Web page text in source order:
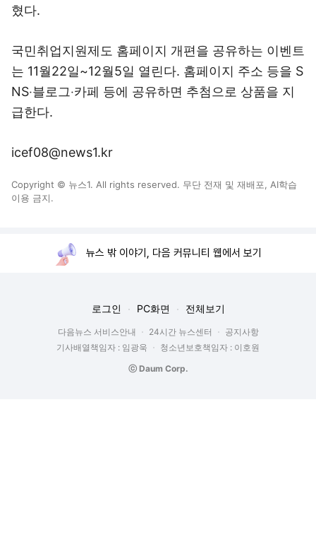
혔다.
국민취업지원제도 홈페이지 개편을 공유하는 이벤트
는 11월22일~12월5일 열린다. 홈페이지 주소 등을 S
NS‧블로그‧카페 등에 공유하면 추첨으로 상품을 지
급한다.
icef08@news1.kr
Copyright © 뉴스1. All rights reserved. 무단 전재 및 재배포, AI학습
이용 금지.
뉴스 밖 이야기, 다음 커뮤니티 웹에서 보기
로그인 PC화면 전체보기
다음뉴스 서비스안내 24시간 뉴스센터
공지사항
기사배열책임자 : 임광욱
청소년보호책임자 : 이호원
ⓒ Daum Corp.